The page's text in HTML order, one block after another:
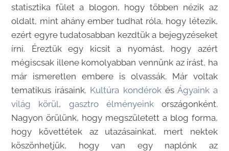
statisztika fület a blogon, hogy többen nézik az
oldalt, mint ahány ember tudhat róla, hogy létezik,
ezért egyre tudatosabban kezdtük a bejegyzéseket
írni. Éreztük egy kicsit a nyomást, hogy azért
mégiscsak illene komolyabban vennünk az írást, ha
már ismeretlen embere is olvassák. Már voltak
tematikus írásaink. Kultúra kondérokés Ágyaink a
világ körül, gasztro élményeinkországonként.
Nagyon örülünk, hogy megszületett a blog forma,
hogy követtétek az utazásainkat, mert nektek
köszönhetjük, hogy van egy naplónk az